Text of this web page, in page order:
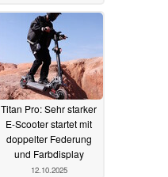
05.01.2026
Titan Pro: Sehr starker
E-Scooter startet mit
doppelter Federung
und Farbdisplay
12.10.2025